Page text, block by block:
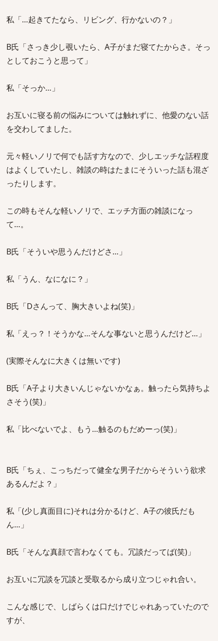
私「…起きてたなら、リビング、行かないの？」
B氏「さっき少し覗いたら、A子がまだ寝てたからさ。そっ
としておこうと思って」
私「そっか…」
お互いに寝る前の悩みについては触れずに、他愛のない話
を交わしてました。
元々軽いノリで何でも話す方なので、少しエッチな話程度
はよくしていたし、雑談の時はたまにそういった話も混ざ
ったりします。
この時もそんな軽いノリで、エッチ方面の雑談になっ
て…。
B氏「そういや思うんだけどさ…」
私「うん、なになに？」
B氏「Dさんって、胸大きいよね(笑)」
私「えっ？！そうかな…そんな事ないと思うんだけど…」
(実際そんなに大きくは無いです)
B氏「A子より大きいんじゃないかなぁ。触ったら気持ちよ
さそう(笑)」
私「比べないでよ、もう…触るのもだめーっ(笑)」
B氏「ちぇ、こっちだって健全な男子だからそういう欲求
あるんだよ？」
私「(少し真面目に)それは分かるけど、A子の彼氏だも
ん…」
B氏「そんな真顔で言わなくても。冗談だってば(笑)」
お互いに冗談を冗談と受取るから成り立つじゃれ合い。
こんな感じで、しばらくは口だけでじゃれあっていたので
すが、